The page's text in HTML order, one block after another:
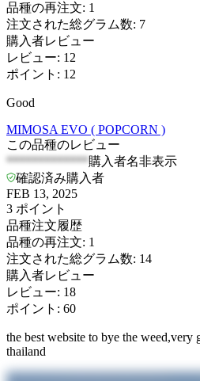
品種の再注文: 1
注文された総グラム数: 7
購入者レビュー
レビュー: 12
ポイント : 12
Good
MIMOSA EVO ( POPCORN )
この品種のレビュー
*************購入者名非表示
確認済み購入者
FEB 13, 2025
3 ポイント
品種注文履歴
品種の再注文: 1
注文された総グラム数: 14
購入者レビュー
レビュー: 18
ポイント : 60
the best website to bye the
thailand